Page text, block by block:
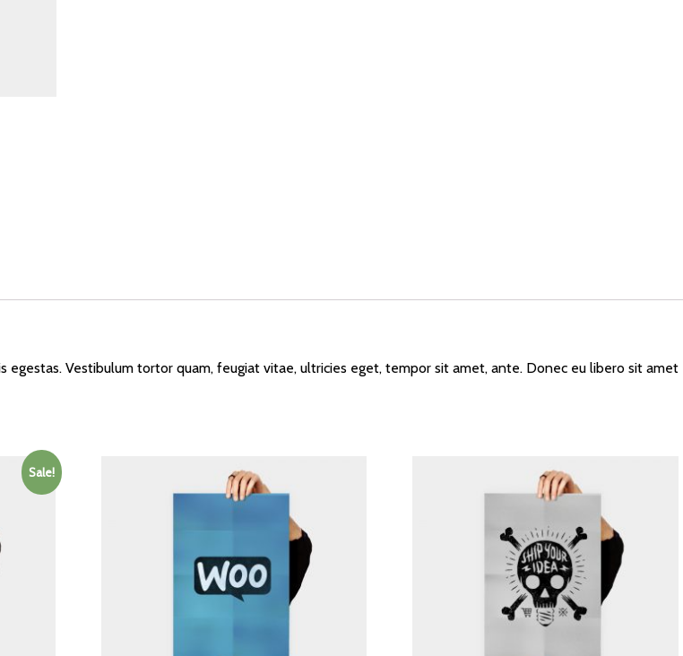
Vestibulum tortor quam, feugiat vitae, ultricies eget, tempor sit amet, ante. Donec eu libero sit amet
Sale!